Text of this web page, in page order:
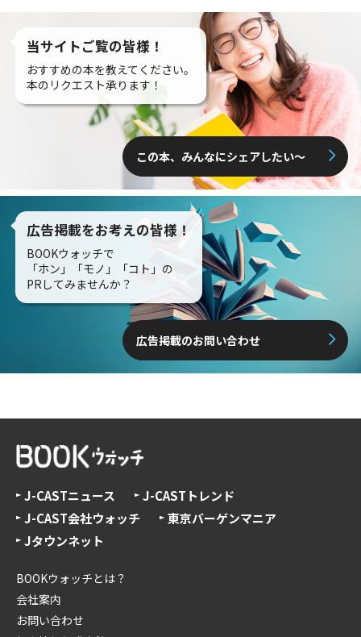
当サイトご覧の皆様！
おすすめの本を教えてください。
本のリクエスト承ります！
この本、みんなにシェアしたい〜
広告掲載をお考えの皆様！
BOOKウォッチで
「ホン」「モノ」「コト」の
PRしてみませんか？
広告掲載のお問い合わせ
J-CASTニュース
J-CASTトレンド
J-CAST会社ウォッチ
東京バーゲンマニア
Jタウンネット
BOOKウォッチとは？
会社案内
お問い合わせ